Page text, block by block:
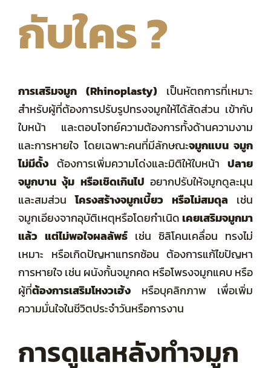
กับใคร ?
การเสริมจมูก (Rhinoplasty) เป็นหัตถการที่เหมาะ
สำหรับผู้ที่ต้องการปรับรูปทรงจมูกให้ได้สัดส่วน เข้ากับ
ใบหน้า และตอบโจทย์ความต้องการทั้งด้านความงาม
และการหายใจ โดยเฉพาะคนที่มีลักษณะจมูกแบน จมูก
ไม่มีดั้งต้องการเพิ่มความโด่งและมิติให้ใบหน้าปลาย
จมูกบาน งุ้ม หรือเชิดเกินไป อยากปรับให้จมูกดูละมุน
และสมส่วน โครงสร้างจมูกเบี้ยว หรือไม่สมดุล เช่น
จมูกเอียงจากอุบัติเหตุหรือโดยกำเนิดเคยเสริมจมูกมา
แล้ว แต่ไม่พอใจผลลัพธ์ เช่น ซิลิโคนเคลื่อน ทรงไม่
เหมาะ หรือเกิดปัญหาแทรกซ้อน ต้องการแก้ไขปัญหา
การหายใจ เช่น ผนังกั้นจมูกคด หรือโพรงจมูกแคบ หรือ
ผู้ที่ต้องการเสริมโหงวเฮ้งหรือบุคลิกภาพ เพื่อเพิ่ม
ความมั่นใจในชีวิตประจำวันหรือการงาน
การดูแลหลังทำจมูก